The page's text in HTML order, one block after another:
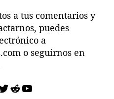
a tus comentarios y
puedes
a
o seguirnos en
Reddit YouTube